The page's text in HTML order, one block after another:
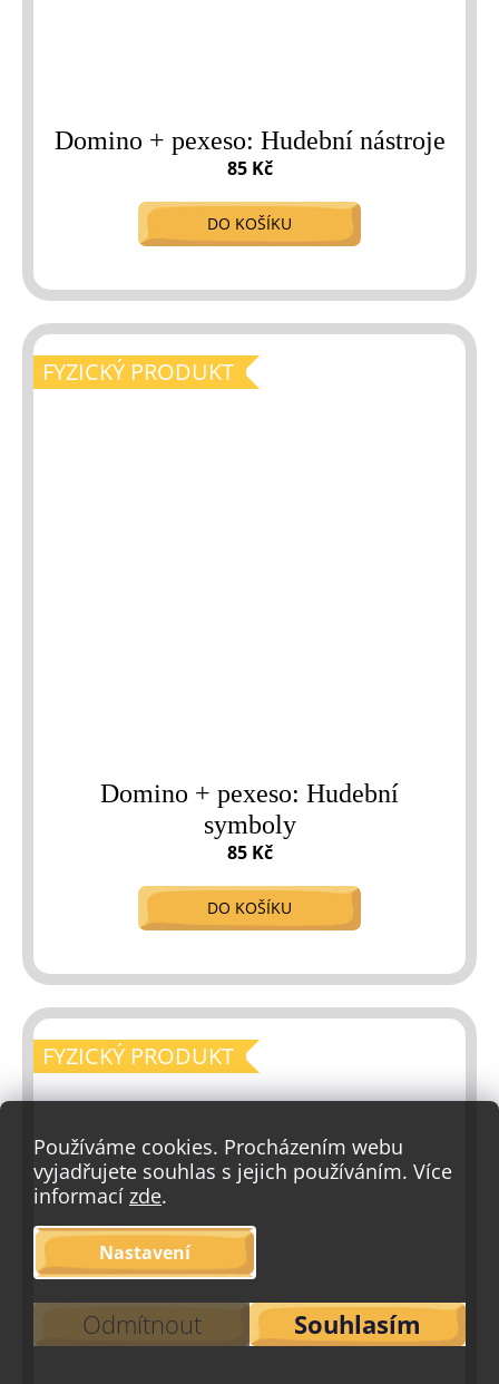
Používáme cookies. Procházením webu
vyjadřujete souhlas s jejich používáním. Více
informací zde.
Nastavení
Odmítnout Souhlasím
Domino + pexeso: Hudební nástroje
85 Kč
DO KOŠÍKU
FYZICKÝ PRODUKT
Domino + pexeso: Hudební
symboly
85 Kč
DO KOŠÍKU
FYZICKÝ PRODUKT